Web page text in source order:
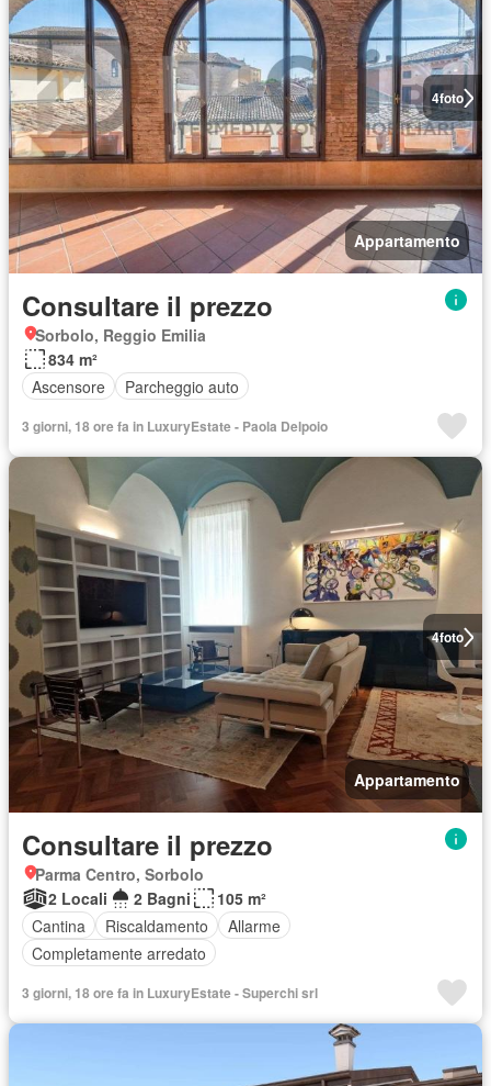
4foto
Appartamento
Consultare il prezzo
Sorbolo, Reggio Emilia
834 m²
Ascensore
Parcheggio auto
3 giorni, 18 ore fa in LuxuryEstate - Paola Delpoio
4foto
Appartamento
Consultare il prezzo
Parma Centro, Sorbolo
2 Locali
2 Bagni
105 m²
Cantina
Riscaldamento
Allarme
Completamente arredato
3 giorni, 18 ore fa in LuxuryEstate - Superchi srl